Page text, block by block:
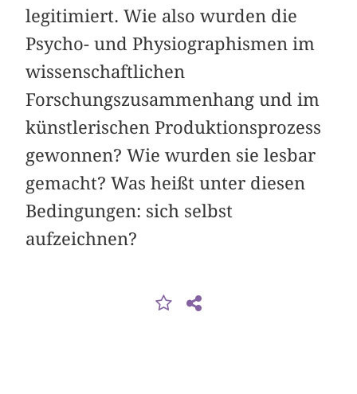
legitimiert. Wie also wurden die
Psycho- und Physiographismen im
wissenschaftlichen
Forschungszusammenhang und im
künstlerischen Produktionsprozess
gewonnen? Wie wurden sie lesbar
gemacht? Was heißt unter diesen
Bedingungen: sich selbst
aufzeichnen?